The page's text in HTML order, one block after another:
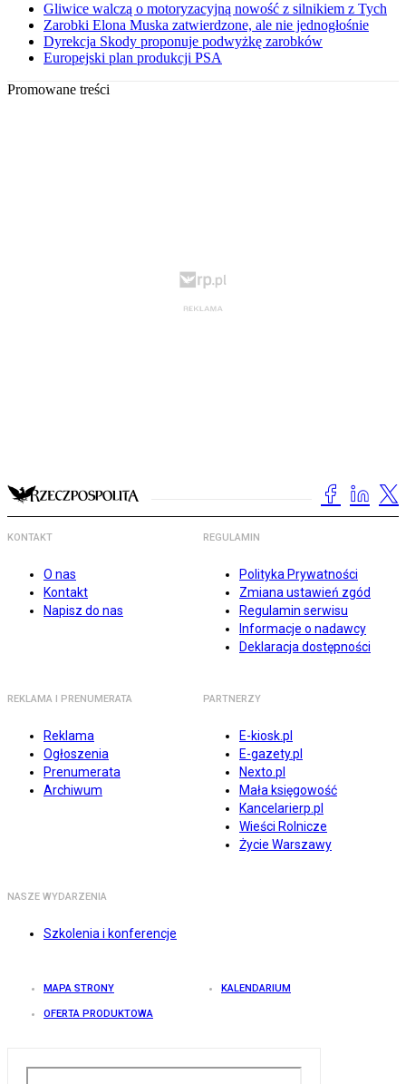
Gliwice walczą o motoryzacyjną nowość z silnikiem z Tych
Zarobki Elona Muska zatwierdzone, ale nie jednogłośnie
Dyrekcja Skody proponuje podwyżkę zarobków
Europejski plan produkcji PSA
Promowane treści
KONTAKT
O nas
Kontakt
Napisz do nas
REGULAMIN
Polityka Prywatności
Zmiana ustawień zgód
Regulamin serwisu
Informacje o nadawcy
Deklaracja dostępności
REKLAMA I PRENUMERATA
Reklama
Ogłoszenia
Prenumerata
Archiwum
PARTNERZY
E-kiosk.pl
E-gazety.pl
Nexto.pl
Mała księgowość
Kancelarierp.pl
Wieści Rolnicze
Życie Warszawy
NASZE WYDARZENIA
Szkolenia i konferencje
MAPA STRONY KALENDARIUM
OFERTA PRODUKTOWA